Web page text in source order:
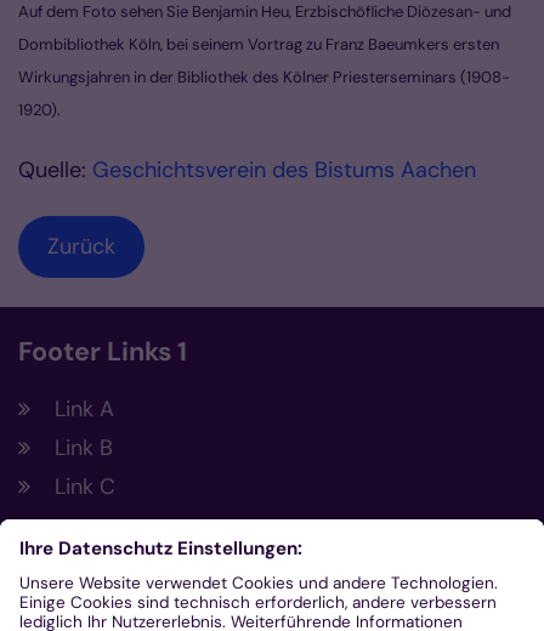
Auf dem Foto sehen Sie Benjamin Heu, Erzbischöfliche Diözesan- und
Dombibliothek Köln, bei seinem Vortrag zu Franz Baeumkers ersten
Wirkungsjahren in der Bibliothek des Kölner Priesterseminars (1908-
1920).
Quelle: Geschichtsverein des Bistums Aachen
Zurück
Footer Links 1
Link A
Link B
Link C
Footer Links 2
Link A